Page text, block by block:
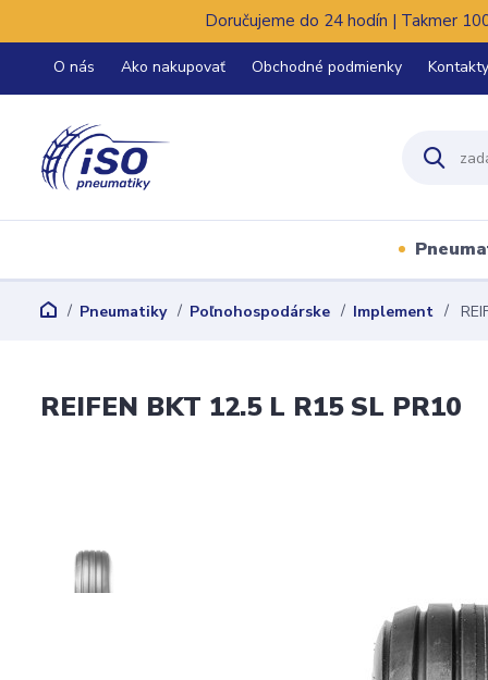
Doručujeme do 24 hodín | Takmer
O nás Ako nakupovať Obchodné podmienky Kontakty
Pneumatiky Poľnohospodárske Implement
REIFEN BKT 12.5 L R15 SL PR10